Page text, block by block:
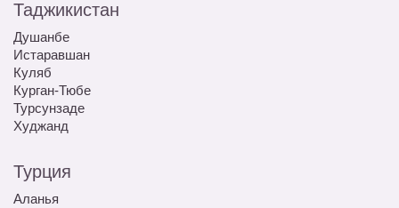
Таджикистан
Душанбе
Истаравшан
Куляб
Курган-Тюбе
Турсунзаде
Худжанд
Турция
Аланья